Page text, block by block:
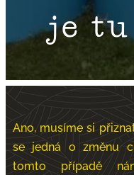
je tu
Ano, musíme si
se jedná o změnu
tomto případě